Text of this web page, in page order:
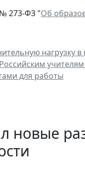
273-ФЗ "Об
нагрузку
Российским
для работы
новые